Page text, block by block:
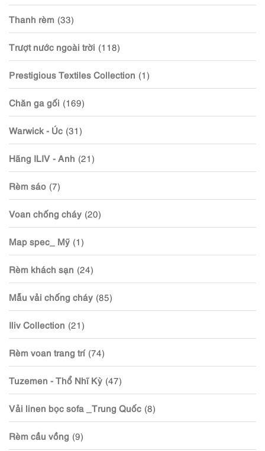
Thanh rèm (33)
Trượt nước ngoài trời (118)
Prestigious Textiles Collection (1)
Chăn ga gối (169)
Warwick - Úc (31)
Hãng ILIV - Anh (21)
Rèm sáo (7)
Voan chống cháy (20)
Map spec_ Mỹ (1)
Rèm khách sạn (24)
Mẫu vải chống cháy (85)
Iliv Collection (21)
Rèm voan trang trí (74)
Tuzemen - Thổ Nhĩ Kỳ (47)
Vải linen bọc sofa _Trung Quốc (8)
Rèm cầu vồng (9)